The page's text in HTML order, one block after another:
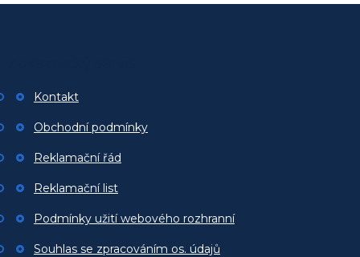
í
Kontakt
Obchodní podmínky
Reklamační řád
Reklamační list
Podmínky užití webového rozhranní
Souhlas se zpracováním os. údajů